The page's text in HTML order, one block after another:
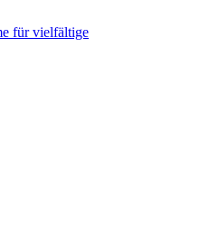
für vielfältige